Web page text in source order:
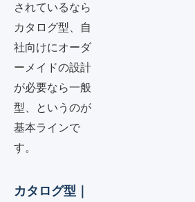
されているなら
カタログ型、自
社向けにオーダ
ーメイドの設計
が必要なら一般
型、というのが
基本ラインで
す。
カタログ型｜